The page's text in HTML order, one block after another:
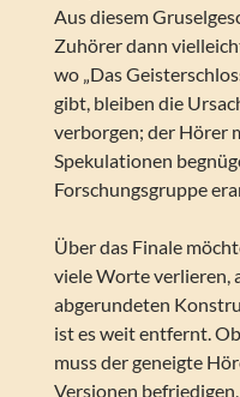
Aus diesem
Zuhörer dann
wo „Das
gibt, bleiben die
verborgen; der Hörer
Spekulationen
Forschungsgruppe
Über das Finale
viele Worte verlieren,
abgerundeten
ist es weit entfernt.
muss der geneigte
Versionen